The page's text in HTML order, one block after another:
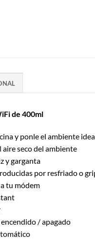
de 400ml
y ponle el ambiente
seco del ambiente
y garganta
por resfriado o
tu módem
/ apagado